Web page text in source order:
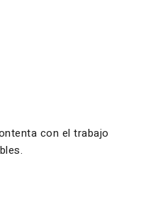
con el trabajo